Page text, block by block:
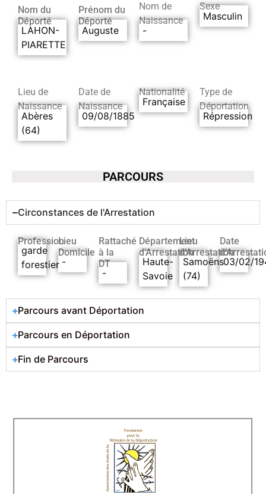
Nom du
Déporté
LAHON-
PIARETTE
Prénom du
Déporté
Auguste
Nom de
Naissance
-
Sexe
Masculin
Lieu de
Naissance
Abères
(64)
Date de
Naissance
09/08/1885
Nationalité
Française
Type de
Déportation
Répression
PARCOURS
Circonstances de l'Arrestation
Profession
garde
forestier
Lieu
Domicile
-
Rattaché
à la
DT
-
Département
d’Arrestation
Haute-
Savoie
Lieu
d’Arrestation
Samoëns
(74)
Date
03/02/
Parcours avant Déportation
Parcours en Déportation
Fin de Parcours